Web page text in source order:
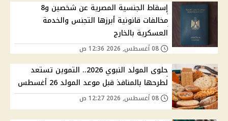
إسقاط الجنسية المصرية عن شخصين و8
مخالفات قانونية أبرزها التجنس والخدمة
العسكرية بالخارج
حلوى المولد النبوي 2026.. التموين تستعد
لطرحها بالمنافذ قبل موعد المولد 26 أغسطس